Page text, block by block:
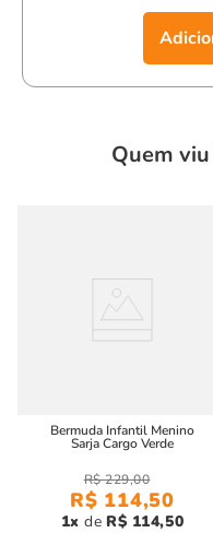
bermuda infantil
filho estará confortável,
Quem
Bermuda Infantil Menino
Sarja Cargo Verde
R$ 229,00
R$ 114,50
1 R$ 114,50